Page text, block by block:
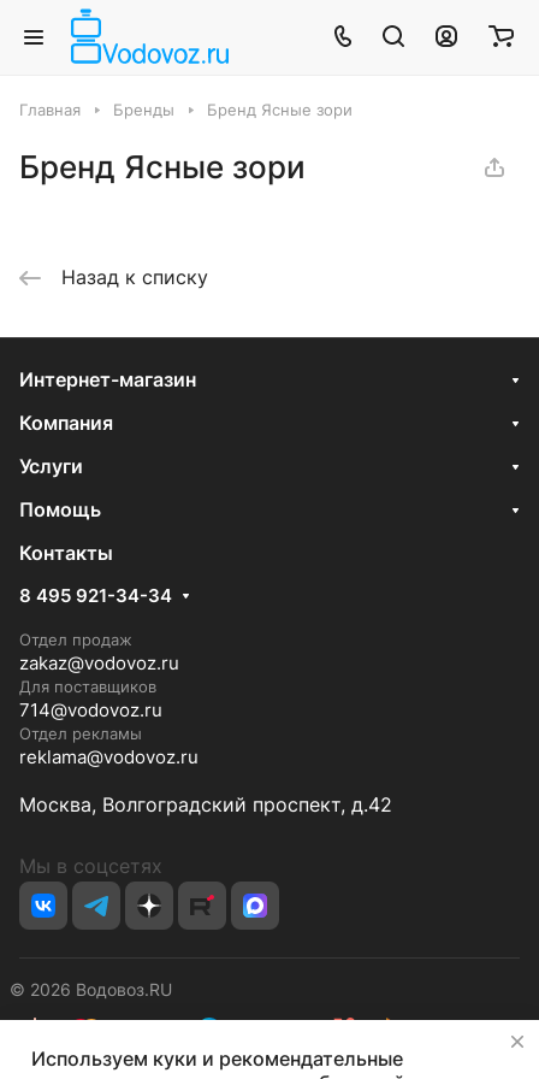
Главная Бренды Бренд Ясные зори
Бренд Ясные зори
Назад к списку
Интернет-магазин
Компания
Услуги
Помощь
Контакты
8 495 921-34-34
Отдел продаж
zakaz@vodovoz.ru
Для поставщиков
714@vodovoz.ru
Отдел рекламы
reklama@vodovoz.ru
Москва, Волгоградский проспект, д.42
Мы в соцсетях
© 2026 Водовоз.RU
КонфиденциальностьОферта
Используем куки и рекомендательные